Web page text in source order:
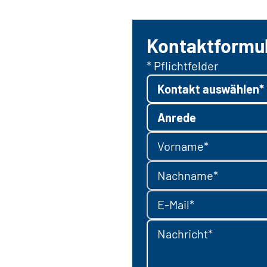
* Pflichtfelder
Kontakt auswählen*
Anrede
Vorname*
Nachname*
E-Mail*
Nachricht*